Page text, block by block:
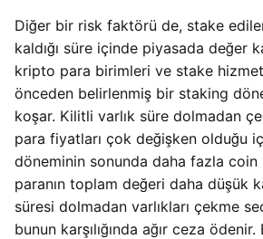
Diğer bir risk faktörü de, stake
kaldığı süre içinde piyasada değer
kripto para birimleri ve stake hizmeti
önceden belirlenmiş bir staking
koşar. Kilitli varlık süre dolmadan
para fiyatları çok değişken olduğu
döneminin sonunda daha fazla
paranın toplam değeri daha düşük
süresi dolmadan varlıkları çekme
bunun karşılığında ağır ceza